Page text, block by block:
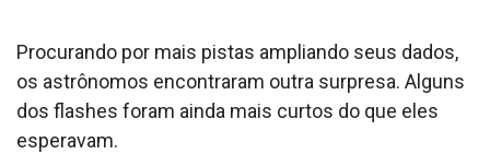
Procurando por mais pistas ampliando seus dados,
os astrônomos encontraram outra surpresa. Alguns
dos flashes foram ainda mais curtos do que eles
esperavam.